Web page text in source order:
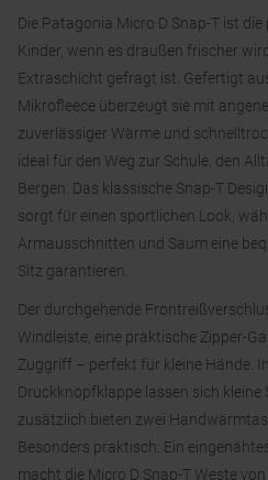
Die Patagonia Micro D Snap-T ist
Kinder, wenn es draußen frischer
Extraschicht gefragt ist. Gefertigt
Mikrofleece überzeugt sie mit
zuverlässiger Wärme und
ideal für den Weg zur Schule, den
Bergen. Das klassische Snap-T
sorgt für einen sportlichen Look,
Armausschnitten und Saum eine
Sitz garantieren.
Der durchgehende
Windleiste, eine praktische Zipper-
Zuggriff – perfekt für kleine Hände.
Druckknopfklappe lassen sich kleine
zusätzlich bieten zwei
Besonders praktisch: Ein
macht die Micro D Snap-T Weste